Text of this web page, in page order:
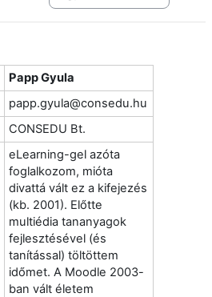
Papp Gyula
papp.gyula@consedu.hu
CONSEDU Bt.
eLearning-gel azóta
foglalkozom, mióta
divattá vált ez a kifejezés
(kb. 2001). Előtte
multiédia tananyagok
fejlesztésével (és
tanítással) töltöttem
időmet. A Moodle 2003-
ban vált életem